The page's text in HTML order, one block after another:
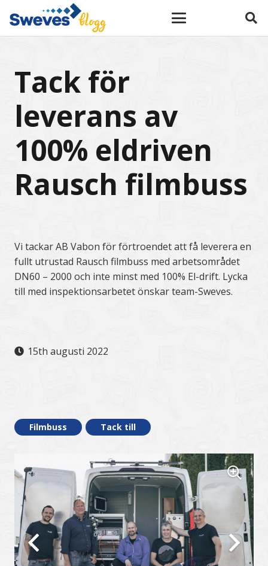
Tack för
leverans av
100% eldriven
Rausch filmbuss
Vi tackar AB Vabon för förtroendet att få leverera en
fullt utrustad Rausch filmbuss med arbetsområdet
DN60 – 2000 och inte minst med 100% El-drift. Lycka
till med inspektionsarbetet önskar team-Sweves.
15th augusti 2022
Filmbuss Tack till